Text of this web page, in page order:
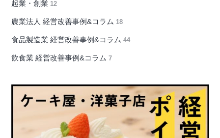
起業・創業 12
農業法人 経営改善事例&コラム 18
食品製造業 経営改善事例&コラム 44
飲食業 経営改善事例&コラム 7